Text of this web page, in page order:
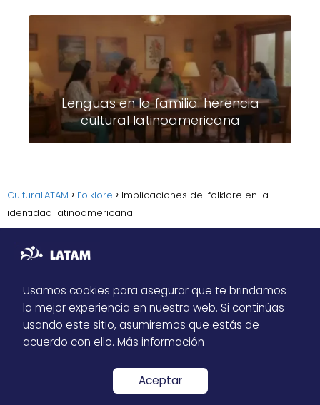
Lenguas en la familia: herencia
cultural latinoamericana
CulturaLATAM Folklore
Implicaciones del folklore en la
identidad latinoamericana
Sitemap
Política de Privacidad
Usamos cookies para asegurar que te brindamos
la mejor experiencia en nuestra web. Si continúas
usando este sitio, asumiremos que estás de
acuerdo con ello. Más información
Aceptar